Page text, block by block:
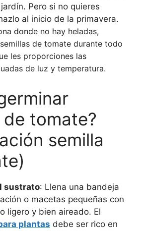
Pero si no quieres
al inicio de la primavera.
donde no hay heladas,
de tomate durante todo
les proporciones las
de luz y temperatura.
de tomate?
semilla
sustrato: Llena una bandeja
o macetas pequeñas con
ligero y bien aireado. El
plantas debe ser rico en